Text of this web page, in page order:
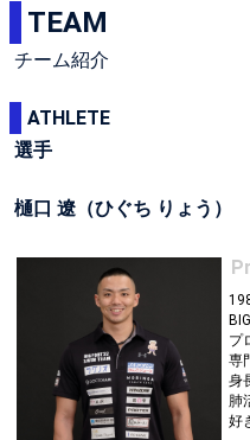
TEAM
チーム紹介
ATHLETE
選手
樋口 遼（ひぐち りょう）
プ
専
身
肺
好